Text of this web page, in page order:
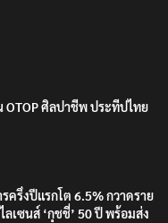
OTOP ศิลปาชีพ ประทีปไทย
ครึ่งปีแรกโต 6.5% กวาดราย
เซนส์ ‘กุชชี่’ 50 ปี พร้อมส่ง